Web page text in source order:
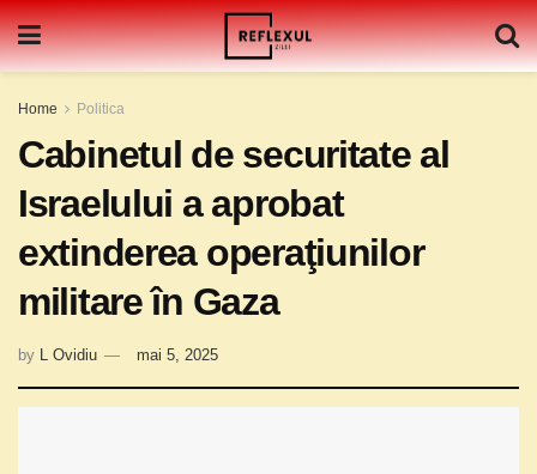
Home Politica
Cabinetul de securitate al
Israelului a aprobat
extinderea operaţiunilor
militare în Gaza
by L Ovidiu mai 5, 2025